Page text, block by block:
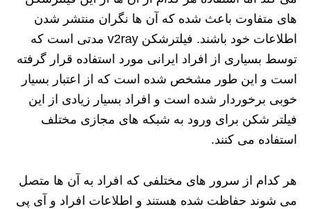
های متفاوت باعث شده که آن ها نگران منتشر شدن
اطلاعات خود باشند. فیلترشکن v2ray مدتی است که
توسط بسیاری از افراد ایرانی مورد استفاده قرار گرفته
است و این طور مشخص شده است که از اعتبار بسیار
خوبی برخوردار شده است و افراد بسیار زیادی از این
فیلتر شکن برای ورود به شبکه های مجازی مختلف
استفاده می کنند.
هر کدام از سرور های مختلفی که افراد به آن ها متصل
می شوند حفاظت شده هستند و اطلاعات افراد و آی پی